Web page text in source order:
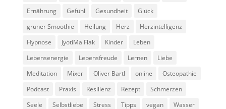
Ernährung
Gefühl Gesundheit
Glück
grüner Smoothie
Heilung Herz
Herzintelligenz
Hypnose
JyotiMa Flak Kinder
Leben
Lebensenergie
Lebensfreude Lernen
Liebe
Meditation
Mixer Oliver Bartl online
Osteopathie
Podcast
Praxis Resilienz Rezept
Schmerzen
Seele
Selbstliebe Stress Tipps vegan
Wasser